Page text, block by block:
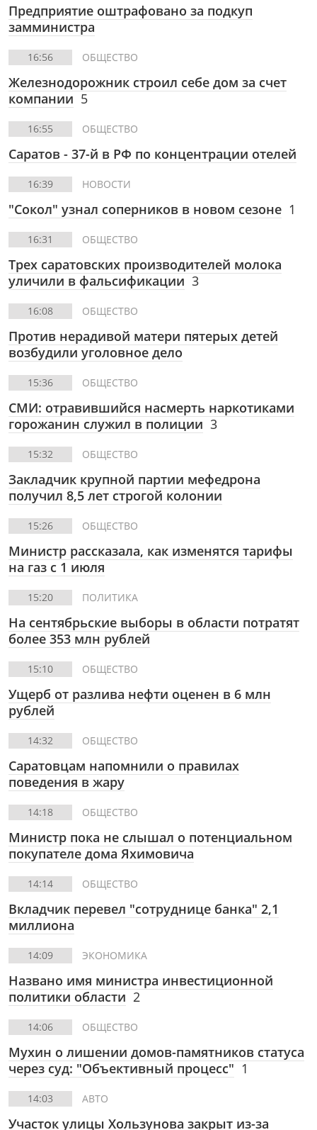
Предприятие оштрафовано за подкуп
замминистра
16:56 ОБЩЕСТВО
Железнодорожник строил себе дом за счет
компании 5
16:55 ОБЩЕСТВО
Саратов - 37-й в РФ по концентрации отелей
16:39 НОВОСТИ
"Сокол" узнал соперников в новом сезоне 1
16:31 ОБЩЕСТВО
Трех саратовских производителей молока
уличили в фальсификации 3
16:08 ОБЩЕСТВО
Против нерадивой матери пятерых детей
возбудили уголовное дело
15:36 ОБЩЕСТВО
СМИ: отравившийся насмерть наркотиками
горожанин служил в полиции 3
15:32 ОБЩЕСТВО
Закладчик крупной партии мефедрона
получил 8,5 лет строгой колонии
15:26 ОБЩЕСТВО
Министр рассказала, как изменятся тарифы
на газ с 1 июля
15:20 ПОЛИТИКА
На сентябрьские выборы в области потратят
более 353 млн рублей
15:10 ОБЩЕСТВО
Ущерб от разлива нефти оценен в 6 млн
рублей
14:32 ОБЩЕСТВО
Саратовцам напомнили о правилах
поведения в жару
14:18 ОБЩЕСТВО
Министр пока не слышал о потенциальном
покупателе дома Яхимовича
14:14 ОБЩЕСТВО
Вкладчик перевел "сотруднице банка" 2,1
миллиона
14:09 ЭКОНОМИКА
Названо имя министра инвестиционной
политики области 2
14:06 ОБЩЕСТВО
Мухин о лишении домов-памятников статуса
через суд: "Объективный процесс" 1
14:03 АВТО
Участок улицы Хользунова закрыт из-за